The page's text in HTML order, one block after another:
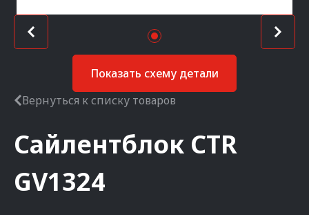
Показать схему детали
Вернуться к списку товаров
Сайлентблок CTR
GV1324